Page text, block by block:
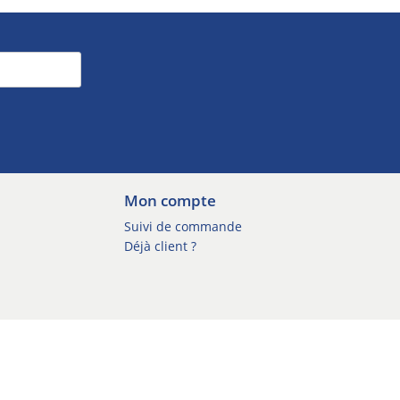
Mon compte
Suivi de commande
Déjà client ?